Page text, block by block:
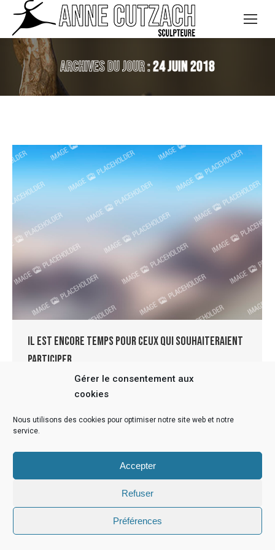
Gérer le consentement aux
cookies
Nous utilisons des cookies pour optimiser notre site web et notre
service.
Accepter
Refuser
Préférences
Archives du jour :24 juin 2018
Il est encore temps pour ceux qui souhaiteraient
participer …
radius 24 juin 2018
[ad_1] Il est encore temps pour ceux qui
souhaiteraient participer au stage de sculpture , c
est demain et jusqu à vendredi . N hésitez plus!